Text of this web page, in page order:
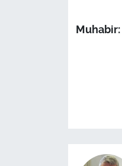
Muhabir:
Dış Haberler
English News